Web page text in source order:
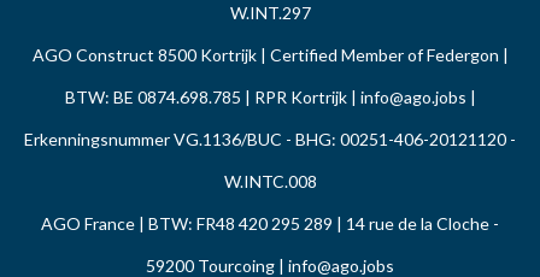
W.INT.297
AGO Construct 8500 Kortrijk | Certified Member of Federgon |
BTW: BE 0874.698.785 | RPR Kortrijk | info@ago.jobs |
Erkenningsnummer VG.1136/BUC - BHG: 00251-406-20121120 -
W.INTC.008
AGO France | BTW: FR48 420 295 289 | 14 rue de la Cloche -
59200 Tourcoing | info@ago.jobs